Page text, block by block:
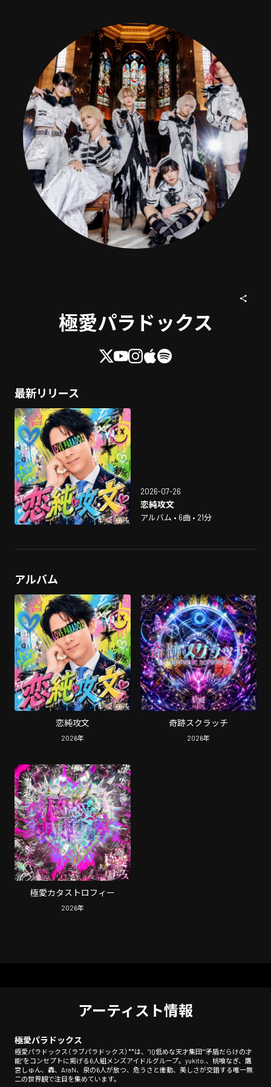
極愛パラドックス
最新リリース
2026-07-26
恋純攻文
アルバム • 6曲 • 21分
アルバム
恋純攻文
2026年
奇跡スクラッチ
2026年
極愛カタストロフィー
2026年
アーティスト情報
極愛パラドックス
極愛パラドックス（ラブパラドックス）**は、“IQ低めな天才集団”“矛盾だらけの才
能”をコンセプトに掲げる6人組メンズアイドルグループ。yukito.、桃喰なぎ、鷹
宮しゅん、轟、AraN、泉の6人が放つ、危うさと衝動、美しさが交錯する唯一無
二の世界観で注目を集めています。